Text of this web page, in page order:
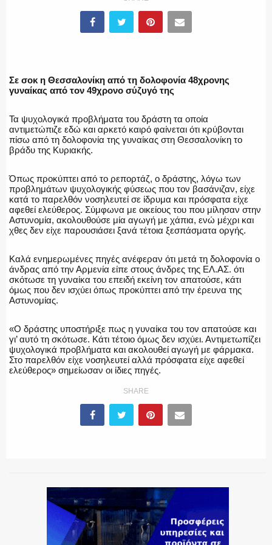
ΠΥΡΟΣΒΕΣΤΙΚΗ
ΛΙΜΕΝΙΚΟ
ΕΚΑΒ
ΑΣΤΥΝΟΜΙΚΟ ΡΕΠΟΡΤΑΖ
ΟΜΑΔΕΣ ΕΛ.ΑΣ.
Σε σοκ η Θεσσαλονίκη από τη δολοφονία 48χρονης
γυναίκας από τον 49χρονο σύζυγό της
Τα ψυχολογικά προβλήματα του δράστη τα οποία
αντιμετώπιζε εδώ και αρκετό καιρό φαίνεται ότι κρύβονται
πίσω από τη δολοφονία της γυναίκας στη Θεσσαλονίκη το
βράδυ της Κυριακής.
Όπως προκύπτει από το ρεπορτάζ, ο δράστης, λόγω των
προβλημάτων ψυχολογικής φύσεως που τον βασάνιζαν, είχε
κατά το παρελθόν νοσηλευτεί σε ίδρυμα και πρόσφατα είχε
αφεθεί ελεύθερος. Σύμφωνα με οικείους του που μίλησαν στην
Αστυνομία, ακολουθούσε μία αγωγή με χάπια, ενώ μέχρι και
χθες δεν είχε παρουσιάσει ξανά τέτοια ξεσπάσματα οργής.
Καλά ενημερωμένες πηγές ανέφεραν ότι μετά τη δολοφονία ο
άνδρας από την Αρμενία είπε στους άνδρες της ΕΛ.ΑΣ. ότι
σκότωσε τη γυναίκα του επειδή εκείνη τον απατούσε, κάτι
όμως που δεν ισχύει όπως προκύπτει από την έρευνα της
Αστυνομίας.
«Ο δράστης υποστήριξε πως η γυναίκα του τον απατούσε και
γι’ αυτό τη σκότωσε. Κάτι τέτοιο όμως δεν ισχύει. Αντιμετωπίζει
ψυχολογικά προβλήματα και ακολουθεί αγωγή με φάρμακα.
Στο παρελθόν είχε νοσηλευτεί αλλά πρόσφατα είχε αφεθεί
ελεύθερος» σημείωσαν οι ίδιες πηγές.
SHARE